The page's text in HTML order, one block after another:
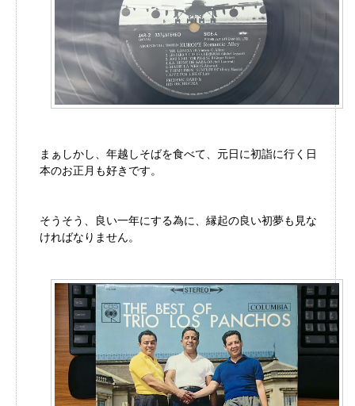
まぁしかし、年越しそばを食べて、元日に初詣に行く日
本のお正月も好きです。
そうそう、良い一年にする為に、縁起の良い初夢も見な
ければなりません。